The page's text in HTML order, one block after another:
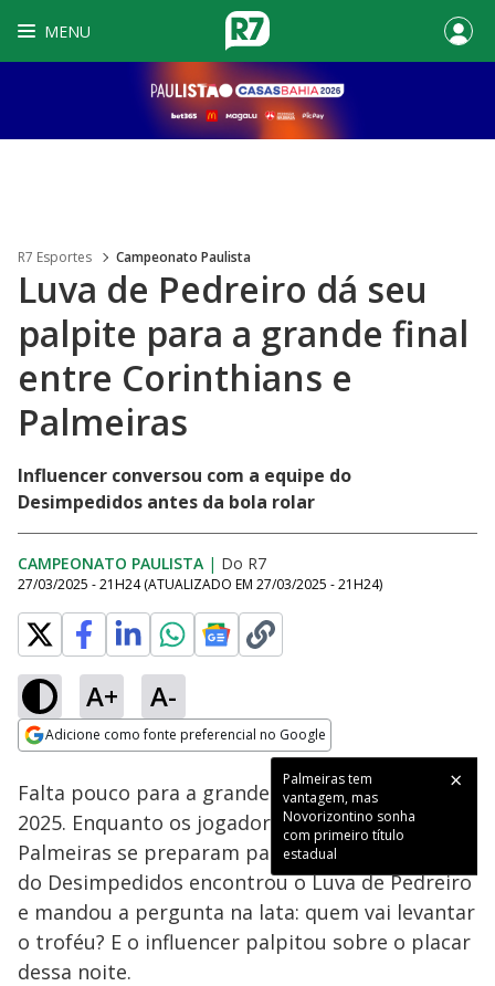
MENU
R7 Esportes Campeonato Paulista
Luva de Pedreiro dá seu
palpite para a grande final
entre Corinthians e
Palmeiras
Influencer conversou com a equipe do
Desimpedidos antes da bola rolar
CAMPEONATO PAULISTA | Do R7
27/03/2025 - 21H24 (ATUALIZADO EM 27/03/2025 - 21H24)
A+ A-
Adicione como fonte preferencial no Google
Palmeiras tem
vantagem, mas
Novorizontino sonha
com primeiro título
estadual
Ativar
Loaded
69.90%
Falta pouco para a grande final do Paulistão
2025. Enquanto os jogadores de Corinthians e
Palmeiras se preparam para a decisão, a equipe
do Desimpedidos encontrou o Luva de Pedreiro
e mandou a pergunta na lata: quem vai levantar
o troféu? E o influencer palpitou sobre o placar
dessa noite.